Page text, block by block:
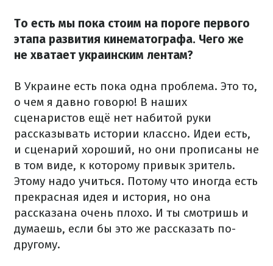
То есть мы пока стоим на пороге первого
этапа развития кинематографа. Чего же
не хватает украинским лентам?
В Украине есть пока одна проблема. Это то,
о чем я давно говорю! В наших
сценаристов ещё нет набитой руки
рассказывать истории классно. Идеи есть,
и сценарий хороший, но они прописаны не
в том виде, к которому привык зритель.
Этому надо учиться. Потому что иногда есть
прекрасная идея и история, но она
рассказана очень плохо. И ты смотришь и
думаешь, если бы это же рассказать по-
другому.